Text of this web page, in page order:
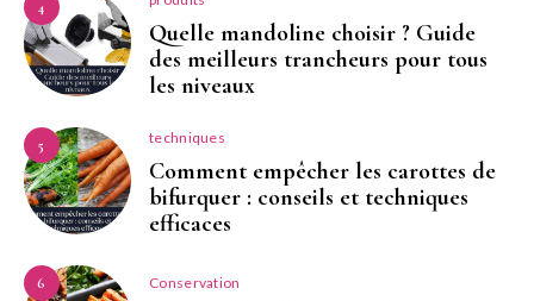
4
Quelle mandoline choisir ? Guide
des meilleurs trancheurs pour tous
les niveaux
5 techniques
Comment empêcher les carottes de
bifurquer : conseils et techniques
efficaces
6 Conservation